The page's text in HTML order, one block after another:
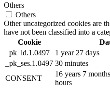
Others
Others
Other uncategorized cookies are
have not been classified into a
Cookie
_pk_id.1.0497
1 year 27 days
_pk_ses.1.0497 30 minutes
CONSENT
16 years 7
hours